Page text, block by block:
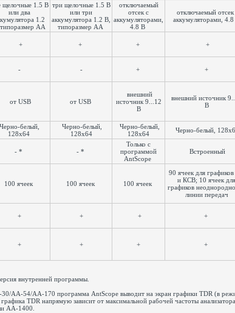
щелочные 1.5 В
или два
1.2
AA
три щелочные 1.5 В
или три
аккумулятора 1.2 В,
типоразмер AA
отключаемый
отсек с
аккумуляторами,
4.8 В
отключаемый отсек
аккумуляторами,
+ + + +
- - + +
от USB от USB
внешний
источник 9...12
В
внешний источник
В
Черно-белый,
128x64
Черно-белый,
128x64
Черно-белый,
128x64
Черно-белый,
- * - *
Только с
программой
AntScope
Встроенный
100 ячеек 100 ячеек 100 ячеек
90 ячеек для
и КСВ; 10 ячеек для
графиков
линии передач
+ + + +
+ + + +
внутренней программы.
AA-54/AA-170 программа AntScope выводит на экран графики TDR (в
TDR напрямую зависит от максимальной рабочей частоты
AA-1400.